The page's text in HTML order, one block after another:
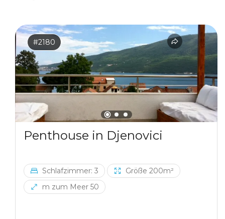
#2180
Penthouse in Djenovici
Schlafzimmer: 3
Größe 200m²
m zum Meer 50